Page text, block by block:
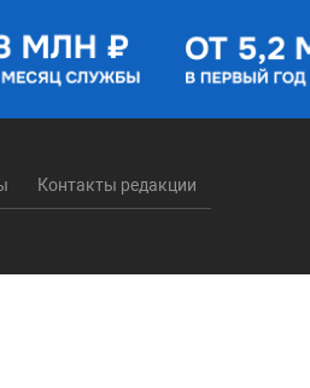
Контакты редакции